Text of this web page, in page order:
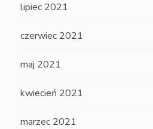
lipiec 2021
czerwiec 2021
maj 2021
kwiecień 2021
marzec 2021